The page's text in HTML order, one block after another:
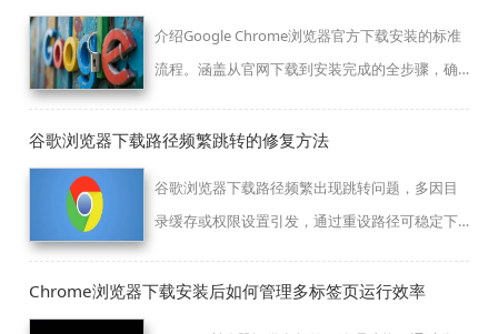
介绍Google Chrome浏览器官方下载安装的标准
流程。涵盖从官网下载到安装完成的全步骤，确
装。
谷歌浏览器下载路径频繁跳转的修复方法
谷歌浏览器下载路径频繁出现跳转问题，多因目
录缓存或权限设置引发，通过重设路径可稳定下
Chrome浏览器下载安装后如何管理多标签页运行效率